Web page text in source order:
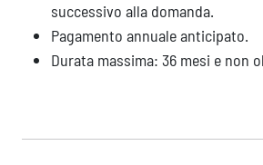
successivo alla domanda.
Pagamento annuale anticipato.
Durata massima: 36 mesi e non